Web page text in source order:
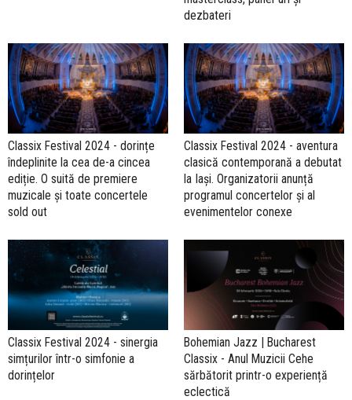
dezbateri
Classix Festival 2024 - dorințe
îndeplinite la cea de-a cincea
ediție. O suită de premiere
muzicale și toate concertele
sold out
Classix Festival 2024 - aventura
clasică contemporană a debutat
la Iași. Organizatorii anunță
programul concertelor și al
evenimentelor conexe
Classix Festival 2024 - sinergia
simțurilor într-o simfonie a
dorințelor
Bohemian Jazz | Bucharest
Classix - Anul Muzicii Cehe
sărbătorit printr-o experiență
eclectică